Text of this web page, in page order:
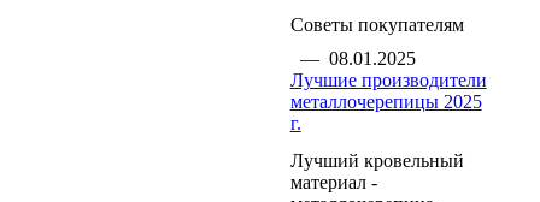
Советы покупателям
— 08.01.2025
Лучшие производители
металлочерепицы 2025
г.
Лучший кровельный
материал -